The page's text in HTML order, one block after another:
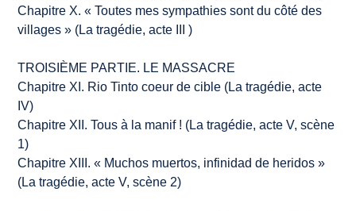
Chapitre X. « Toutes mes sympathies sont du côté des
villages » (La tragédie, acte III )
TROISIÈME PARTIE. LE MASSACRE
Chapitre XI. Rio Tinto coeur de cible (La tragédie, acte
IV)
Chapitre XII. Tous à la manif ! (La tragédie, acte V, scène
1)
Chapitre XIII. « Muchos muertos, infinidad de heridos »
(La tragédie, acte V, scène 2)